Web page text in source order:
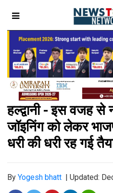
हल्द्वानी - इस वजह से
जॉइनिंग को लेकर
धरी की धरी रह गई
By Yogesh bhatt Updated: